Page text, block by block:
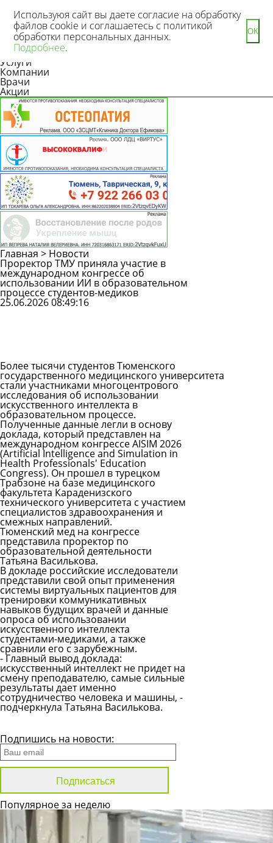
Новости
Статьи
Услуги
Компании
Врачи
Акции
Главная > Новости
Проректор ТМУ приняла участие в
международном конгрессе об
использовании ИИ в образовательном
процессе студентов-медиков
25.06.2026 08:49:16
Более тысячи студентов Тюменского
государственного медицинского университета
стали участниками многоцентрового
исследования об использовании
искусственного интеллекта в
образовательном процессе.
Полученные данные легли в основу
доклада, который представлен на
международном конгрессе AISIM 2026
(Artificial Intelligence and Simulation in
Health Professionals' Education
Congress). Он прошел в турецком
Трабзоне на базе медицинского
факультета Караденизского
технического университета с участием
специалистов здравоохранения и
смежных направлений.
Тюменский мед на конгрессе
представила проректор по
образовательной деятельности
Татьяна Василькова.
В докладе российские исследователи
представили свой опыт применения
системы виртуальных пациентов для
тренировки коммуникативных
навыков будущих врачей и данные
опроса об использовании
искусственного интеллекта
студентами-медиками, а также
сравнили его с зарубежным.
- Главный вывод доклада:
искусственный интеллект не придет на
смену преподавателю, самые сильные
результаты дает именно
сотрудничество человека и машины, -
подчеркнула Татьяна Василькова.
Подпишись на новости:
Популярное за неделю
Используюя сайт вы даете согласие на обработку
файлов cookie и соглашаетесь с политикой
обработки персональных данных.
Подробнее.
ОК